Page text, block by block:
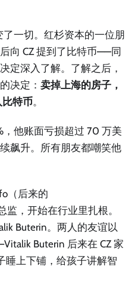
一切。红杉资本的一位朋
向 CZ 提到了比特币——同
定深入了解。了解之后，
决定： 卖掉上海的房子，
特币。
他账面亏损超过 70 万美
飙升。所有朋友都嘲笑他
（后来的
监，开始在行业里扎根。
Buterin。两人的友谊以
Buterin 后来在 CZ 家
睡上下铺，给孩子讲解智